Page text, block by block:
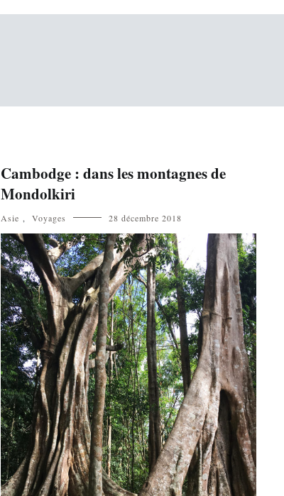
Cambodge : dans les montagnes de
Mondolkiri
Asie , Voyages 28 décembre 2018